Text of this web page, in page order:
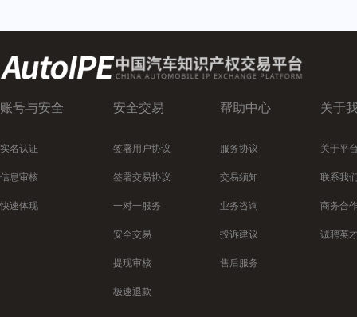
账号与安全
实名认证
信息审核
快速体现
安全交易
签署用户协议
签署交易协议
一对一服务
安全交易
提现审核
极速退款
帮助中心
服务协议
交易须知
业务咨询
投诉建议
售后服务
关于
关于平
联系我
商务合
诚聘英